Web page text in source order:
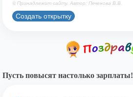
© Принадлежит сайту. Автор: Печенова В.В.
Создать открытку
Пусть повысят настолько зарплаты!